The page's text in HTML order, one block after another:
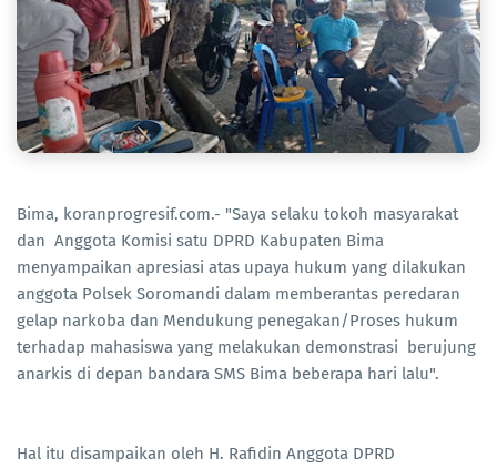
Bima, koranprogresif.com.- "Saya selaku tokoh masyarakat
dan Anggota Komisi satu DPRD Kabupaten Bima
menyampaikan apresiasi atas upaya hukum yang dilakukan
anggota Polsek Soromandi dalam memberantas peredaran
gelap narkoba dan Mendukung penegakan/Proses hukum
terhadap mahasiswa yang melakukan demonstrasi berujung
anarkis di depan bandara SMS Bima beberapa hari lalu".
Hal itu disampaikan oleh H. Rafidin Anggota DPRD